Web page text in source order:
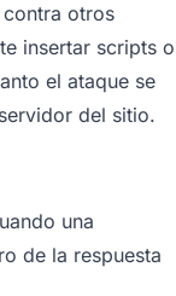
otros
insertar scripts o
el ataque se
del sitio.
una
de la respuesta